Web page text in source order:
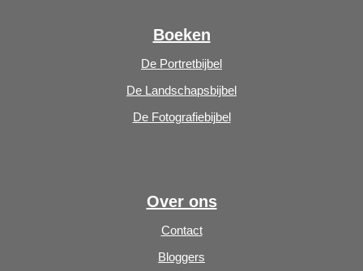
Boeken
De Portretbijbel
De Landschapsbijbel
De Fotografiebijbel
Over ons
Contact
Bloggers